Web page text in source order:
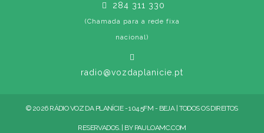
284 311 330
(Chamada para a rede fixa
nacional)
radio@vozdaplanicie.pt
© 2026 RÁDIO VOZ DA PLANÍCIE - 104.5FM - BEJA | TODOS OS DIREITOS
RESERVADOS. | BY PAULOAMC.COM